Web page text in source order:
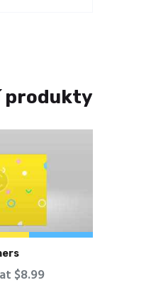
produkty
$8.99